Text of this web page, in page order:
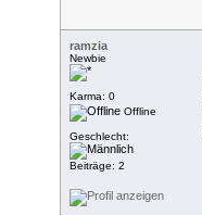
ramzia
Newbie
Karma: 0
Offline
Geschlecht:
Beiträge: 2